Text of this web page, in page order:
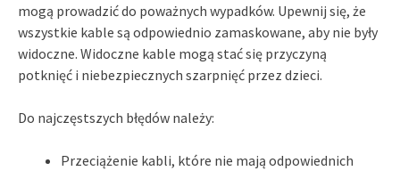
mogą prowadzić do poważnych wypadków. Upewnij się, że
wszystkie kable są odpowiednio zamaskowane, aby nie były
widoczne. Widoczne kable mogą stać się przyczyną
potknięć i niebezpiecznych szarpnięć przez dzieci.
Do najczęstszych błędów należy:
Przeciążenie kabli, które nie mają odpowiednich